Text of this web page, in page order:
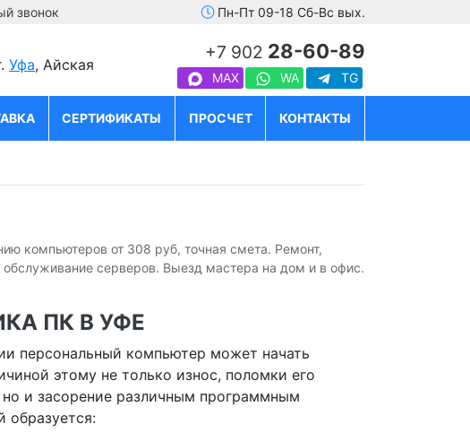
звонок Пн-Пт 09-18 Сб-Вс вых.
Уфа, Айская
+7 902 28-60-89
MAX WA TG
СЕРТИФИКАТЫ ПРОСЧЕТ КОНТАКТЫ
компьютеров от 308 руб, точная смета. Ремонт,
серверов. Выезд мастера на дом и в офис.
ПК В УФЕ
персональный компьютер может начать
этому не только износ, поломки его
но и засорение различным программным
образуется: